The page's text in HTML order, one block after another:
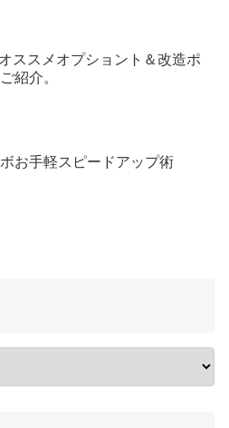
ススメオプショント＆改造ポ
紹介。
お手軽スピードアップ術